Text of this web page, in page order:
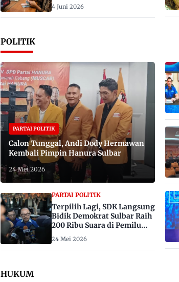
4 Juni 2026
POLITIK
PARTAI POLITIK
Calon Tunggal, Andi Dody Hermawan
Kembali Pimpin Hanura Sulbar
24 Mei 2026
PARTAI POLITIK
Terpilih Lagi, SDK Langsung
Bidik Demokrat Sulbar Raih
200 Ribu Suara di Pemilu
2029
24 Mei 2026
HUKUM